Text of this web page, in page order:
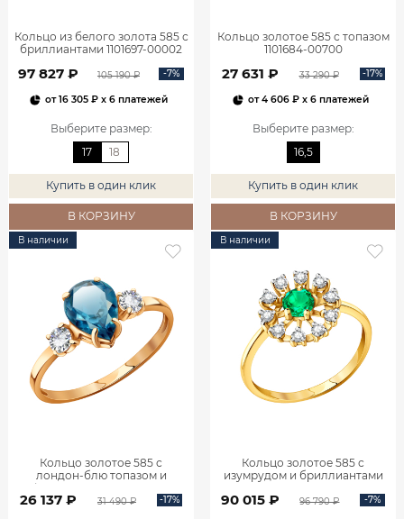
Кольцо из белого золота 585 с
бриллиантами 1101697-00002
97 827 ₽ 105 190 ₽ -7%
от16 305 ₽ x 6 платежей
Выберите размер:
17
18
Купить в один клик
В КОРЗИНУ
Кольцо золотое 585 с топазом
1101684-00700
27 631 ₽ 33 290 ₽ -17%
от4 606 ₽ x 6 платежей
Выберите размер:
16,5
Купить в один клик
В КОРЗИНУ
В наличии
Кольцо золотое 585 с
лондон‑блю топазом и
фианитами 1101174-00740
26 137 ₽ 31 490 ₽ -17%
В наличии
Кольцо золотое 585 с
изумрудом и бриллиантами
90 015 ₽ 96 790 ₽ -7%